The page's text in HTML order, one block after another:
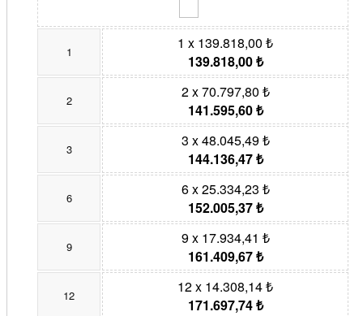
1
1 x 139.818,00 ₺
139.818,00 ₺
2
2 x 70.797,80 ₺
141.595,60 ₺
3
3 x 48.045,49 ₺
144.136,47 ₺
6
6 x 25.334,23 ₺
152.005,37 ₺
9
9 x 17.934,41 ₺
161.409,67 ₺
12
12 x 14.308,14 ₺
171.697,74 ₺